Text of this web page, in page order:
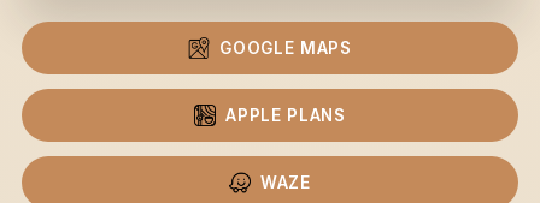
GOOGLE MAPS
APPLE PLANS
WAZE